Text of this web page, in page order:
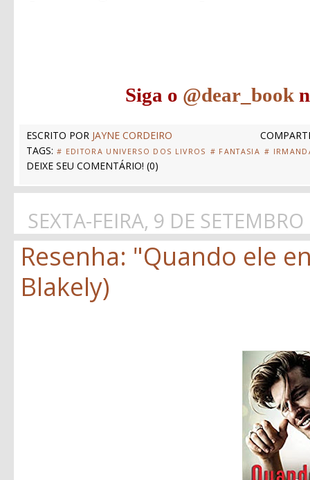
Siga o @dear_book
ESCRITO POR JAYNE CORDEIRO
TAGS: # EDITORA UNIVERSO DOS LIVROS # FANTASIA #
DEIXE SEU COMENTÁRIO! (0)
SEXTA-FEIRA, 9 DE
Resenha: "Quando ele
Blakely)